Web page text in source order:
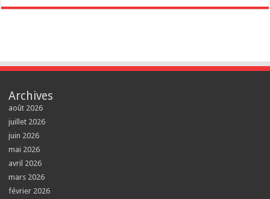
Archives
août 2026
juillet 2026
juin 2026
mai 2026
avril 2026
mars 2026
février 2026